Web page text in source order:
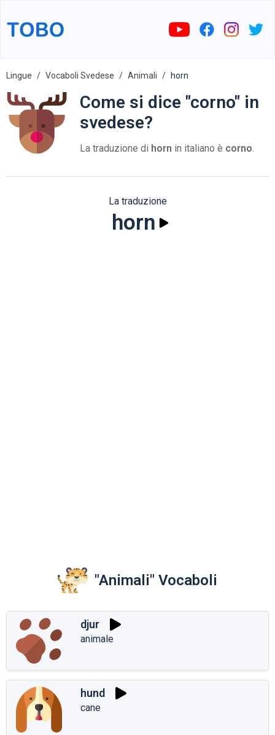
Lingue Vocaboli Svedese Animali horn
Come si dice "corno" in
svedese?
La traduzione di horn in italiano è corno.
La traduzione
horn
"Animali" Vocaboli
djur
animale
hund
cane